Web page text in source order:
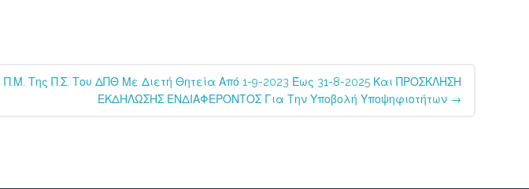
Της Π.Σ. Του ΔΠΘ Με Διετή Θητεία Από 1-9-2023 Έως 31-8-2025 Και ΠΡΟΣΚΛΗΣΗ
ΕΚΔΗΛΩΣΗΣ ΕΝΔΙΑΦΕΡΟΝΤΟΣ Για Την Υποβολή Υποψηφιοτήτων →